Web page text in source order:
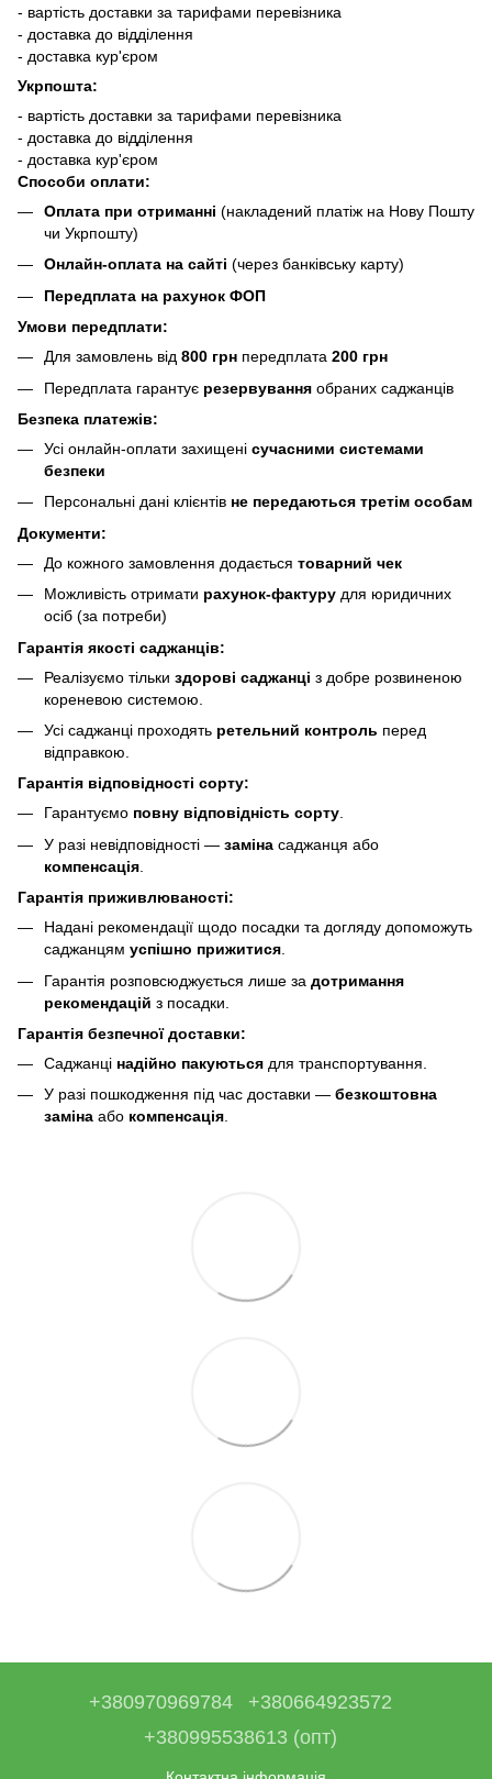
- вартість доставки за тарифами перевізника
- доставка до відділення
- доставка кур'єром
Укрпошта:
- вартість доставки за тарифами перевізника
- доставка до відділення
- доставка кур'єром
Способи оплати:
Оплата при отриманні (накладений платіж на Нову Пошту
чи Укрпошту)
Онлайн-оплата на сайті (через банківську карту)
Передплата на рахунок ФОП
Умови передплати:
Для замовлень від 800 грн передплата 200 грн
Передплата гарантує резервування обраних саджанців
Безпека платежів:
Усі онлайн-оплати захищені сучасними системами
безпеки
Персональні дані клієнтів не передаються третім особам
Документи:
До кожного замовлення додається товарний чек
Можливість отримати рахунок-фактуру для юридичних
осіб (за потреби)
Гарантія якості саджанців:
Реалізуємо тільки здорові саджанці з добре розвиненою
кореневою системою.
Усі саджанці проходять ретельний контроль перед
відправкою.
Гарантія відповідності сорту:
Гарантуємо повну відповідність сорту.
У разі невідповідності — заміна саджанця або
компенсація
Гарантія приживлюваності:
Надані рекомендації щодо посадки та догляду допоможуть
саджанцям успішно прижитися
Гарантія розповсюджується лише за дотримання
рекомендацій з посадки.
Гарантія безпечної доставки:
Саджанці надійно пакуються для транспортування.
У разі пошкодження під час доставки — безкоштовна
заміна або компенсація.
+380970969784
+380664923572
+380995538613 (опт)